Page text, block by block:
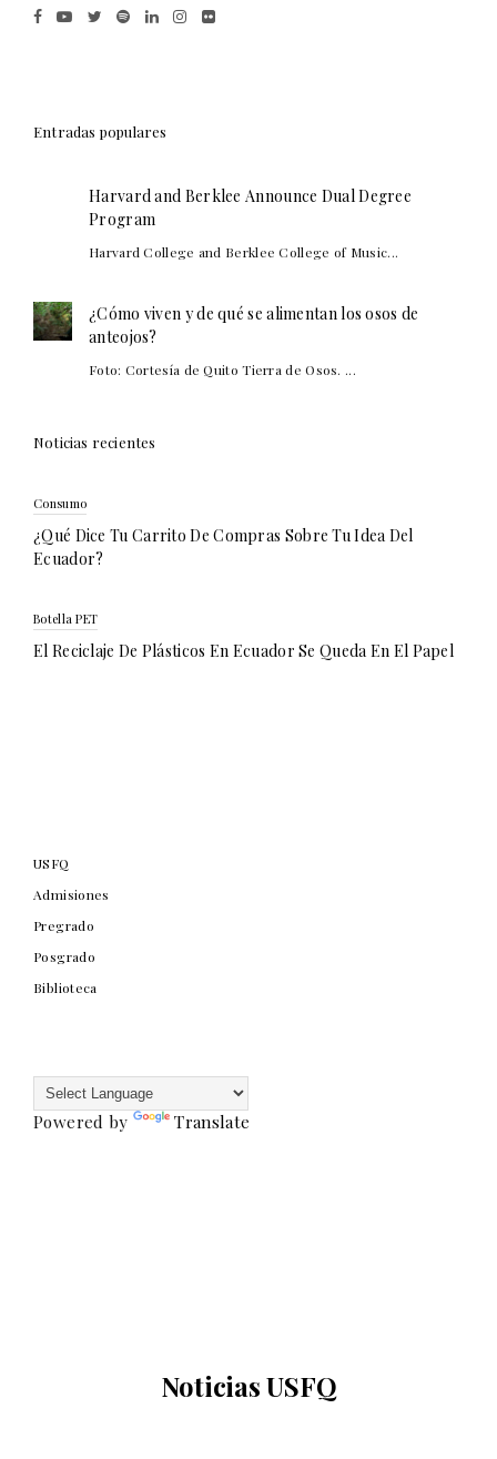
Entradas populares
Harvard and Berklee Announce Dual Degree
Program
Harvard College and Berklee College of Music...
¿Cómo viven y de qué se alimentan los osos de
anteojos?
Foto: Cortesía de Quito Tierra de Osos. ...
Noticias recientes
Consumo
¿Qué Dice Tu Carrito De Compras Sobre Tu Idea Del
Ecuador?
Botella PET
El Reciclaje De Plásticos En Ecuador Se Queda En El Papel
USFQ
Admisiones
Pregrado
Posgrado
Biblioteca
Powered by Translate
Noticias USFQ